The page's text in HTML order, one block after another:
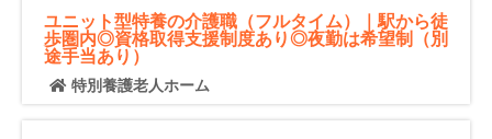
ユニット型特養の介護職（フルタイム）｜駅から徒
歩圏内◎資格取得支援制度あり◎夜勤は希望制（別
途手当あり）
特別養護老人ホーム